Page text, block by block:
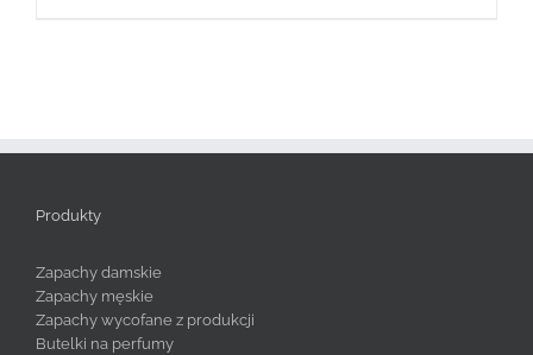
Produkty
Zapachy damskie
Zapachy męskie
Zapachy wycofane z produkcji
Butelki na perfumy